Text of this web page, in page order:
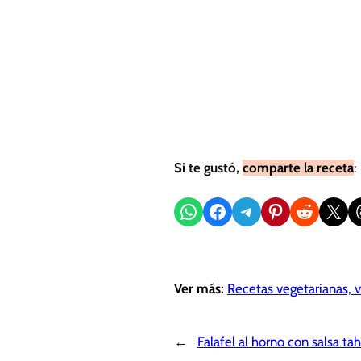
Si te gustó, comparte la receta:
Compartir en WhatsApp
Compartir en Facebook
Compartir en Telegram
Compartir en Pinterest
Compartir en Reddit
Compartir en X
Ver más: Recetas vegetarianas,
← Falafel al horno con salsa